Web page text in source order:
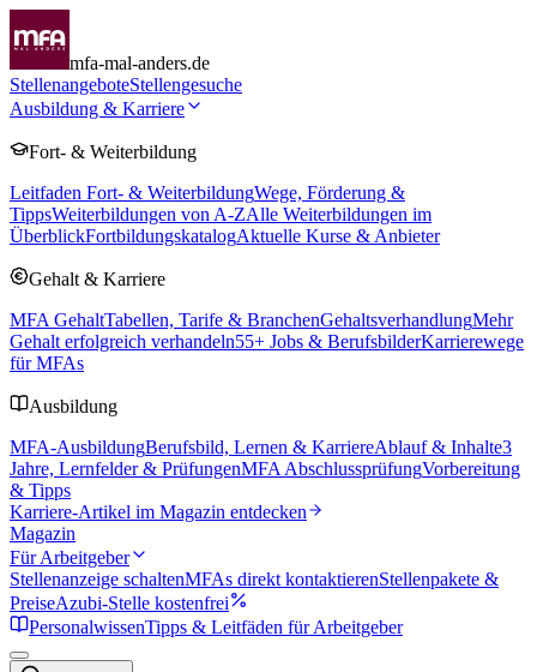
mfa-mal-anders.de
StellenangeboteStellengesuche
Ausbildung & Karriere
Fort- & Weiterbildung
Leitfaden Fort- & WeiterbildungWege, Förderung &
TippsWeiterbildungen von A-ZAlle Weiterbildungen im
ÜberblickFortbildungskatalogAktuelle Kurse & Anbieter
Gehalt & Karriere
MFA GehaltTabellen, Tarife & BranchenGehaltsverhandlungMehr
Gehalt erfolgreich verhandeln55+ Jobs & BerufsbilderKarrierewege
für MFAs
Ausbildung
MFA-AusbildungBerufsbild, Lernen & KarriereAblauf & Inhalte3
Jahre, Lernfelder & PrüfungenMFA AbschlussprüfungVorbereitung
& Tipps
Karriere-Artikel im Magazin entdecken
Magazin
Für Arbeitgeber
Stellenanzeige schaltenMFAs direkt kontaktierenStellenpakete &
PreiseAzubi-Stelle kostenfrei
PersonalwissenTipps & Leitfäden für Arbeitgeber